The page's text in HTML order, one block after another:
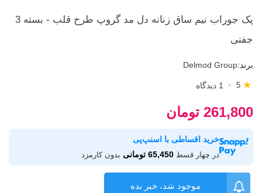
پک جوراب نیم ساق زنانه دل مد گروپ طرح قلب - بسته 3
جفتی
برند:Delmod Group
5 ★ 1 دیدگاه
261,800 تومان
خرید اقساطی با اسنپ‌پی
در چهار قسط 65,450 تومانی بدون کارمزد
موجود شد، خبر بده